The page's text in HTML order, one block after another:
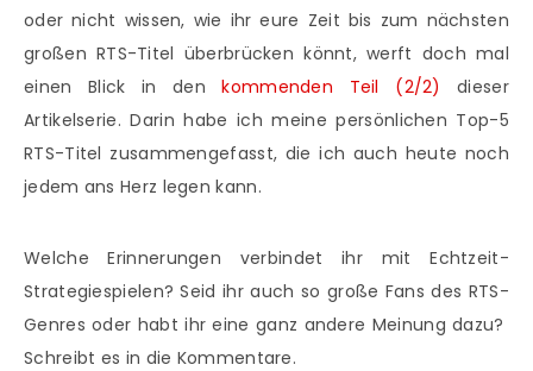
oder nicht wissen, wie ihr eure Zeit bis zum nächsten
großen RTS-Titel überbrücken könnt, werft doch mal
einen Blick in denkommenden Teil (2/2)
dieser
Artikelserie. Darin habe ich meine persönlichen Top-5
RTS-Titel zusammengefasst, die ich auch heute noch
jedem ans Herz legen kann.
Welche Erinnerungen verbindet ihr mit Echtzeit-
Strategiespielen? Seid ihr auch so große Fans des RTS-
Genres oder habt ihr eine ganz andere Meinung dazu?
Schreibt es in die Kommentare.